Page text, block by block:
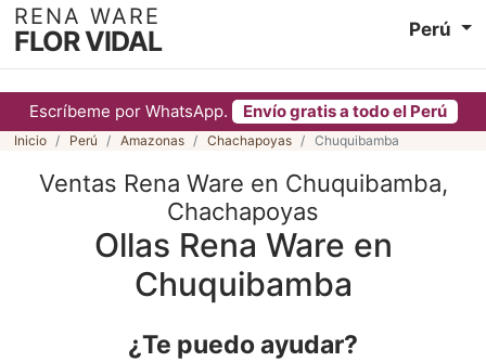
Escríbeme por WhatsApp. Envío gratis a todo el Perú
RENA WARE
FLOR VIDAL Perú
Inicio Perú Amazonas Chachapoyas Chuquibamba
Ventas Rena Ware en Chuquibamba,
Chachapoyas
Ollas Rena Ware en
Chuquibamba
¿Te puedo ayudar?